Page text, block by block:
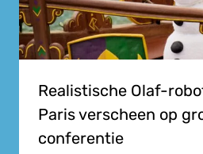
Realistische Olaf-
Paris verscheen op
conferentie